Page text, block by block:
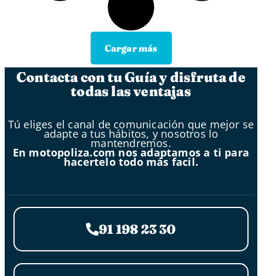
Cargar más
Contacta con tu Guía y disfruta de
todas las ventajas
Tú eliges el canal de comunicación que mejor se
adapte a tus hábitos, y nosotros lo
mantendremos.
En motopoliza.com nos adaptamos a ti para
hacertelo todo más facil.
91 198 23 30